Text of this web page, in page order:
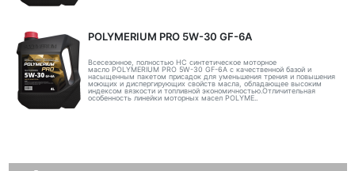
POLYMERIUM PRO 5W-30 GF-6A
Всесезонное, полностью HC синтетическое моторное
масло POLYMERIUM PRO 5W-30 GF-6A с качественной базой и
насыщенным пакетом присадок для уменьшения трения и повышения
моющих и диспергирующих свойств масла, обладающее высоким
индексом вязкости и топливной экономичностью.Отличительная
особенность линейки моторных масел POLYME..